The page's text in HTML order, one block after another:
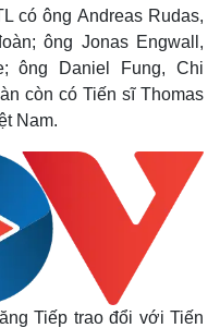
có ông Andreas Rudas,
ông Jonas Engwall,
ông Daniel Fung, Chi
còn có Tiến sĩ Thomas
Nam.
Tiếp trao đổi với Tiến